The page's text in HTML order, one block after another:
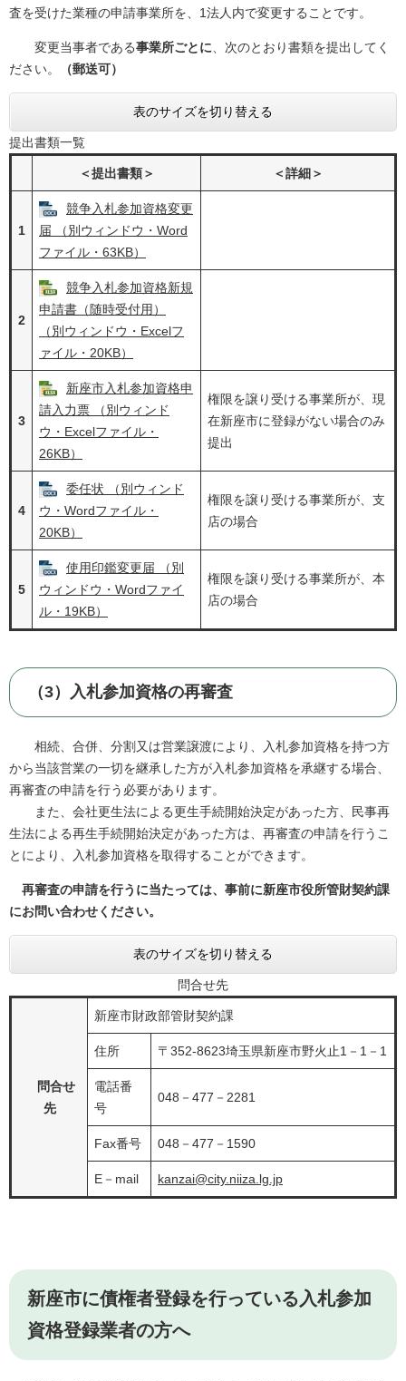
査を受けた業種の申請事業所を、1法人内で変更することです。
変更当事者である事業所ごとに 、次のとおり書類を提出してく
ださい。
（郵送可）
表のサイズを切り替える
提出書類一覧
＜提出書類＞ ＜詳細＞
1
競争入札参加資格変更
届 （別ウィンドウ・Word
ファイル・63KB）
2
競争入札参加資格新規
申請書（随時受付用）
（別ウィンドウ・Excelフ
ァイル・20KB）
3
新座市入札参加資格申
請入力票 （別ウィンド
ウ・Excelファイル・
26KB）
権限を譲り受ける事業所が、現
在新座市に登録がない場合のみ
提出
4
委任状 （別ウィンド
ウ・Wordファイル・
20KB）
権限を譲り受ける事業所が、支
店の場合
5
使用印鑑変更届 （別
ウィンドウ・Wordファイ
ル・19KB）
権限を譲り受ける事業所が、本
店の場合
（3）入札参加資格の再審査
相続、合併、分割又は営業譲渡により、入札参加資格を持つ方
から当該営業の一切を継承した方が入札参加資格を承継する場合、
再審査の申請を行う必要があります。
また、会社更生法による更生手続開始決定があった方、民事再
生法による再生手続開始決定があった方は、再審査の申請を行うこ
とにより、入札参加資格を取得することができます。
再審査の申請を行うに当たっては、事前に新座市役所管財契約課
にお問い合わせください。
表のサイズを切り替える
問合せ先
問合せ
先
新座市財政部管財契約課
住所 〒352-8623埼玉県新座市野火止1－1－1
電話番
号
048－477－2281
Fax番号 048－477－1590
E－mail kanzai@city.niiza.lg.jp
新座市に債権者登録を行っている入札参加
資格登録業者の方へ